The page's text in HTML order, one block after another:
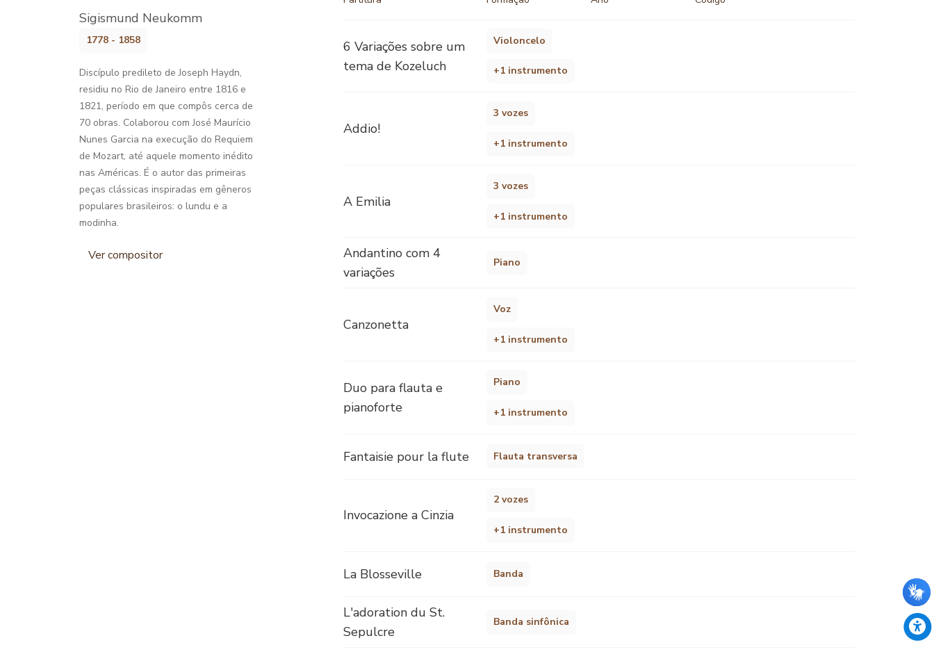
Sigismund Neukomm
1778 - 1858
Discípulo predileto de Joseph Haydn,
residiu no Rio de Janeiro entre 1816 e
1821, período em que compôs cerca de
70 obras. Colaborou com José Maurício
Nunes Garcia na execução do Requiem
de Mozart, até aquele momento inédito
nas Américas. É o autor das primeiras
peças clássicas inspiradas em gêneros
populares brasileiros: o lundu e a
modinha.
Ver compositor
6 Variações sobre um
tema de Kozeluch
Violoncelo
+1 instrumento
Addio!
3 vozes
+1 instrumento
A Emilia
3 vozes
+1 instrumento
Andantino com 4
variações
Piano
Canzonetta
Voz
+1 instrumento
Duo para flauta e
pianoforte
Piano
+1 instrumento
Fantaisie pour la flute Flauta transversa
Invocazione a Cinzia
2 vozes
+1 instrumento
La Blosseville Banda
L'adoration du St.
Sepulcre
Banda sinfônica